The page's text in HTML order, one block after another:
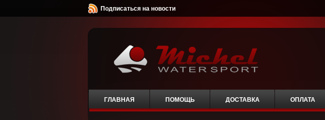
Подписаться на новости
ГЛАВНАЯ ПОМОЩЬ ДОСТАВКА ОПЛАТА